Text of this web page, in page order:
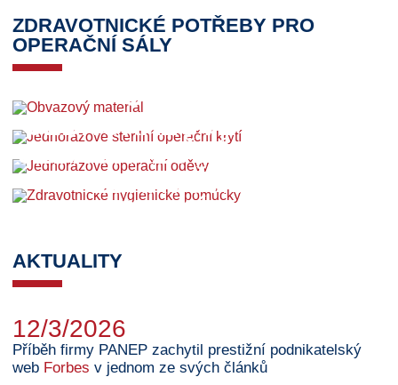
ZDRAVOTNICKÉ POTŘEBY PRO
OPERAČNÍ SÁLY
OBVAZOVÝ
MATERIÁL
JEDNORÁZOVÉ STERILNÍ
OPERAČNÍ KRYTÍ
DO KATALOGU
JEDNORÁZOVÉ OPERAČNÍ
ODĚVY
VÍCE INFORMACÍ
ZDRAVOTNICKÉ
HYGIENICKÉ POMŮCKY
AKTUALITY
12/3/2026
Příběh firmy PANEP zachytil prestižní podnikatelský
web Forbes v jednom ze svých článků